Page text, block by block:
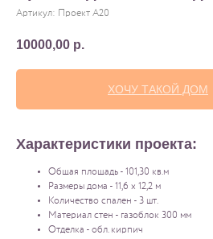
Артикул: Проект A20
10000,00 р.
ХОЧУ ТАКОЙ ДОМ
Характеристики проекта:
Общая площадь - 101,30 кв.м
Размеры дома - 11,6 x 12,2 м
Количество спален - 3 шт.
Материал стен - газоблок 300 мм
Отделка - обл. кирпич